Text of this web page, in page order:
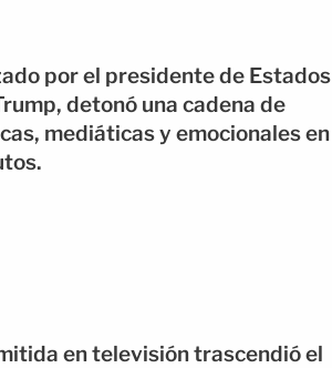
por el presidente de Estados
detonó una cadena de
mediáticas y emocionales en
en televisión trascendió el